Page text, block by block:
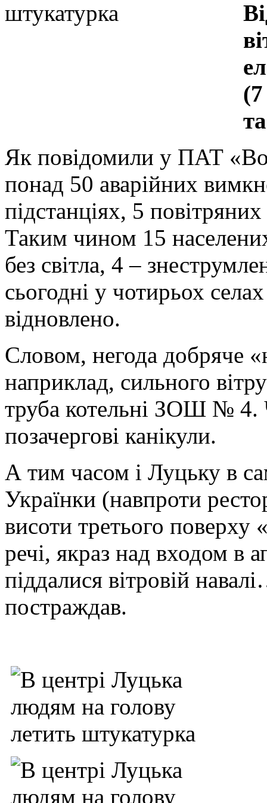
Як повідомили у ПАТ
понад 50 аварійних
підстанціях, 5
Таким чином 15
без світла, 4 –
сьогодні у чотирьох
відновлено.
Словом, негода добряче
наприклад, сильного
труба котельні ЗОШ № 4.
позачергові канікули.
А тим часом і Луцьку в
Українки (навпроти
висоти третього поверху
речі, якраз над входом в
піддалися вітровій
постраждав.